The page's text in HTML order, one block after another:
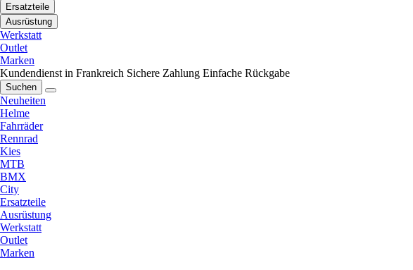
Ersatzteile
Ausrüstung
Werkstatt
Outlet
Marken
Kundendienst in Frankreich Sichere Zahlung Einfache Rückgabe
Suchen
Neuheiten
Helme
Fahrräder
Rennrad
Kies
MTB
BMX
City
Ersatzteile
Ausrüstung
Werkstatt
Outlet
Marken